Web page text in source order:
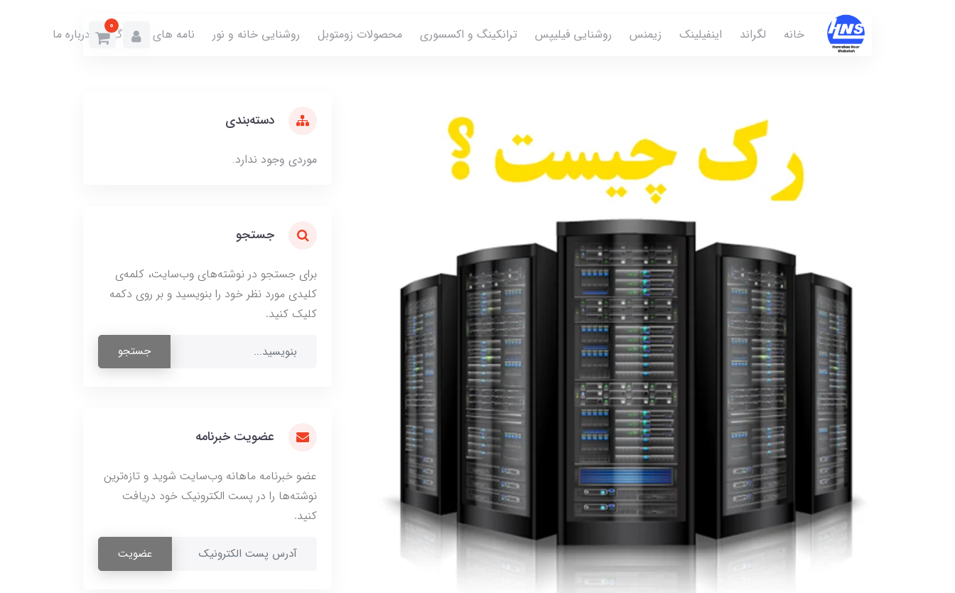
خانه لگراند اینفیلینک زیمنس روشنایی فیلیپس ترانکینگ و اکسسوری محصولات زومتوبل روشنایی خانه و نور نامه های نمایندگی درباره ما
0
دسته‌بندی
موردی وجود ندارد.
جستجو
برای جستجو در نوشته‌های وب‌سایت، کلمه‌ی
کلیدی مورد نظر خود را بنویسید و بر روی دکمه
کلیک کنید.
جستجو
عضویت خبرنامه
عضو خبرنامه ماهانه وب‌سایت شوید و تازه‌ترین
نوشته‌ها را در پست الکترونیک خود دریافت
کنید.
عضویت